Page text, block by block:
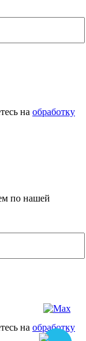
на обработку
по нашей
на обработку